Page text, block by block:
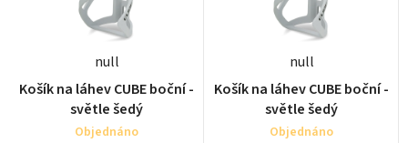
null
Košík na láhev CUBE boční -
světle šedý
Objednáno
null
Košík na láhev CUBE boční -
světle šedý
Objednáno